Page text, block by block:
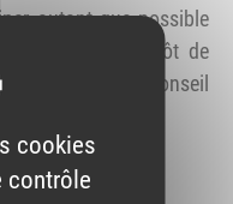
autant que possible
en amont du dépôt de
auprès du conseil
:
cookies
contrôle